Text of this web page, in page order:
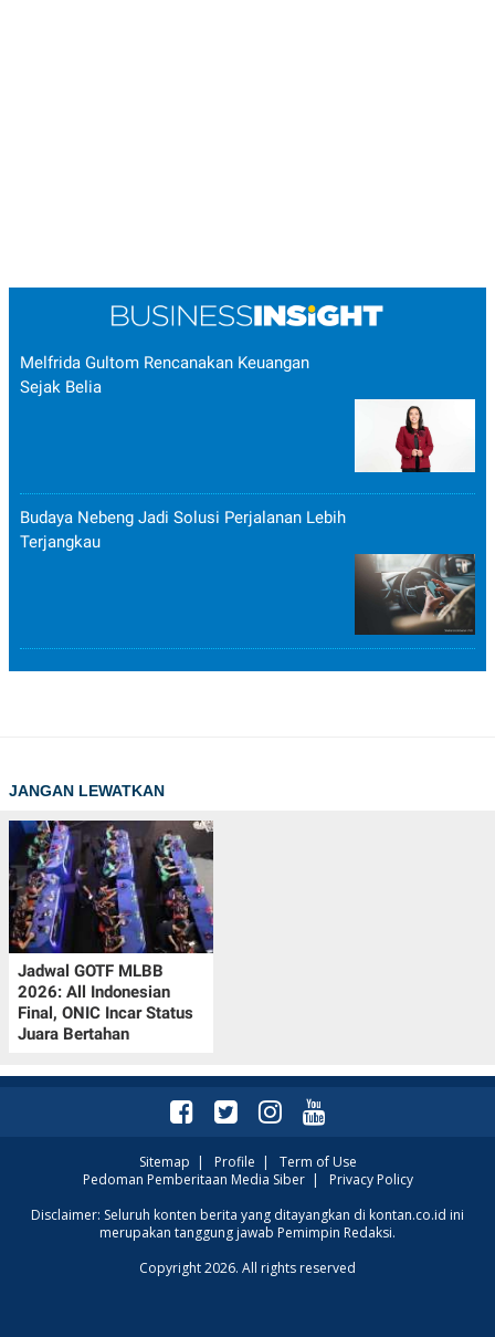
Melfrida Gultom Rencanakan Keuangan
Sejak Belia
Budaya Nebeng Jadi Solusi Perjalanan Lebih
Terjangkau
JANGAN LEWATKAN
Jadwal GOTF MLBB
2026: All Indonesian
Final, ONIC Incar Status
Juara Bertahan
Sitemap | Profile | Term of Use
Pedoman Pemberitaan Media Siber| Privacy Policy
Disclaimer: Seluruh konten berita yang ditayangkan di kontan.co.id ini
merupakan tanggung jawab Pemimpin Redaksi.
Copyright 2026. All rights reserved